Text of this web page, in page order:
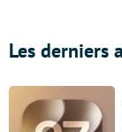
Les derniers